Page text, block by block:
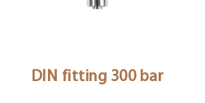
DIN fitting 300 bar